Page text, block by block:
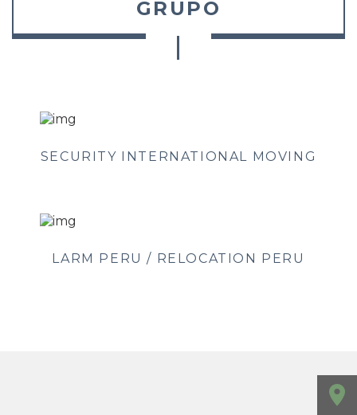
GRUPO
SECURITY INTERNATIONAL MOVING
LARM PERU / RELOCATION PERU